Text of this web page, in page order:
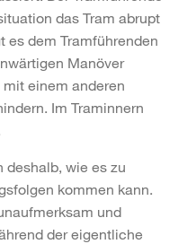
das Tram abrupt
es dem Tramführenden
Manöver
einem anderen
Im Traminnern
deshalb, wie es zu
kommen kann.
und
der eigentliche